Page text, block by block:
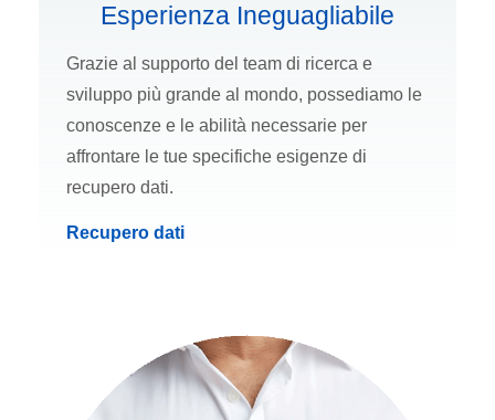
Esperienza Ineguagliabile
Grazie al supporto del team di ricerca e
sviluppo più grande al mondo, possediamo le
conoscenze e le abilità necessarie per
affrontare le tue specifiche esigenze di
recupero dati.
Recupero dati